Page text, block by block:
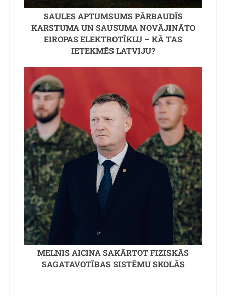
SAULES APTUMSUMS PĀRBAUDĪS
KARSTUMA UN SAUSUMA NOVĀJINĀTO
EIROPAS ELEKTROTĪKLU – KĀ TAS
IETEKMĒS LATVIJU?
MELNIS AICINA SAKĀRTOT FIZISKĀS
SAGATAVOTĪBAS SISTĒMU SKOLĀS